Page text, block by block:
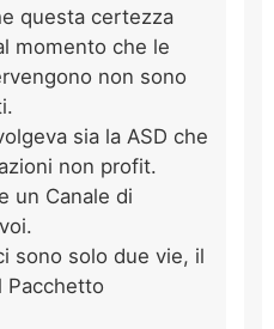
questa certezza
momento che le
non sono
sia la ASD che
non profit.
un Canale di
sono solo due vie, il
Pacchetto